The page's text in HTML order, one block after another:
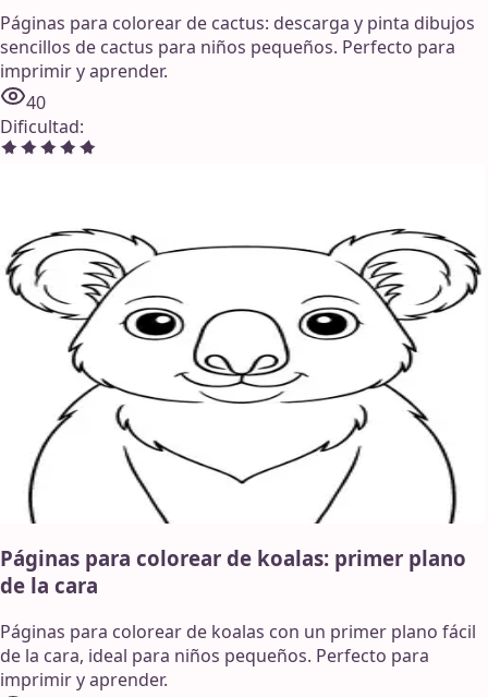
Páginas para colorear de cactus: descarga y pinta dibujos
sencillos de cactus para niños pequeños. Perfecto para
imprimir y aprender.
40
Dificultad:
Páginas para colorear de koalas: primer plano
de la cara
Páginas para colorear de koalas con un primer plano fácil
de la cara, ideal para niños pequeños. Perfecto para
imprimir y aprender.